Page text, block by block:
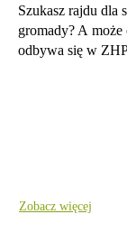
Szukasz rajdu dla
gromady? A może
odbywa się w
Zobacz więcej